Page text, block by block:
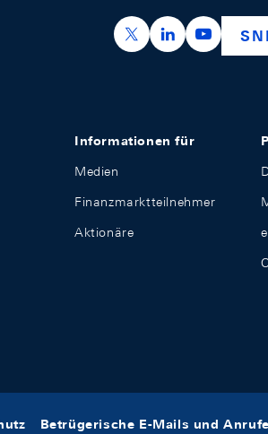
https://x.com/
https://https://
Informationen für
Medien
Finanzmarktteilnehmer
Aktionäre
Betrügerische E-Mails und